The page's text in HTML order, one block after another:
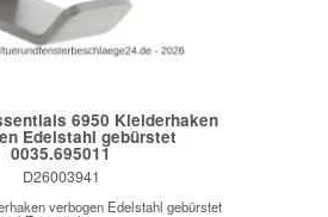
6950 Kleiderhaken
Edelstahl gebürstet
0035.695011
D26003941
verbogen Edelstahl gebürstet